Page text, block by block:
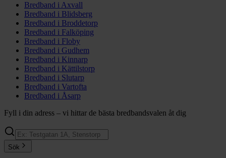
Bredband i Axvall
Bredband i Blidsberg
Bredband i Broddetorp
Bredband i Falköping
Bredband i Floby
Bredband i Gudhem
Bredband i Kinnarp
Bredband i Kättilstorp
Bredband i Slutarp
Bredband i Vartofta
Bredband i Åsarp
Fyll i din adress – vi hittar de bästa bredbandsvalen åt dig
Sök